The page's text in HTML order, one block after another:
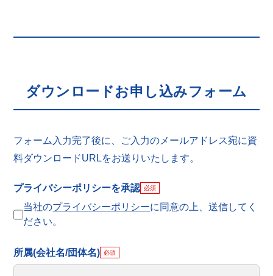
ダウンロードお申し込みフォーム
フォーム入力完了後に、ご入力のメールアドレス宛に資
料ダウンロードURLをお送りいたします。
プライバシーポリシーを承認 必須
当社のプライバシーポリシーに同意の上、送信してく
ださい。
所属(会社名/団体名) 必須